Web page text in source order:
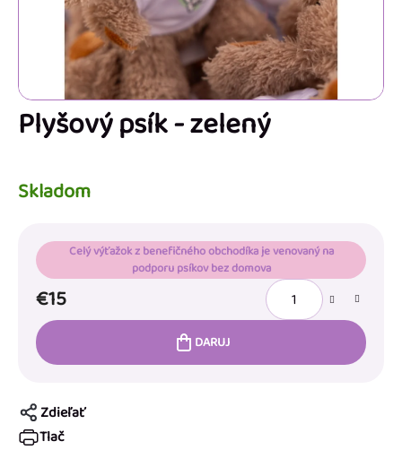
Plyšový psík - zelený
Skladom
Tlač
Zdieľať
Celý výťažok z benefičného obchodíka je venovaný na
podporu psíkov bez domova
€15
DARUJ